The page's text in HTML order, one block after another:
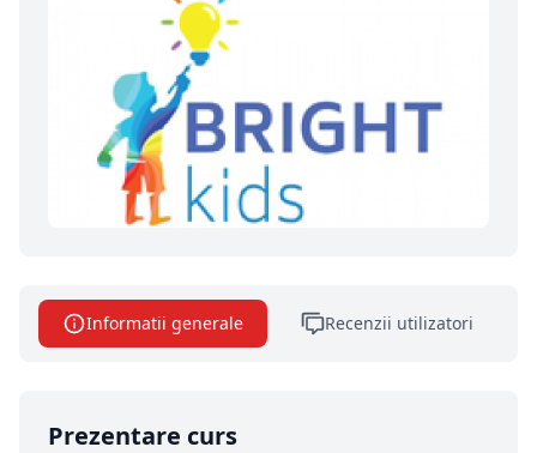
Informatii generale Recenzii utilizatori
Prezentare curs